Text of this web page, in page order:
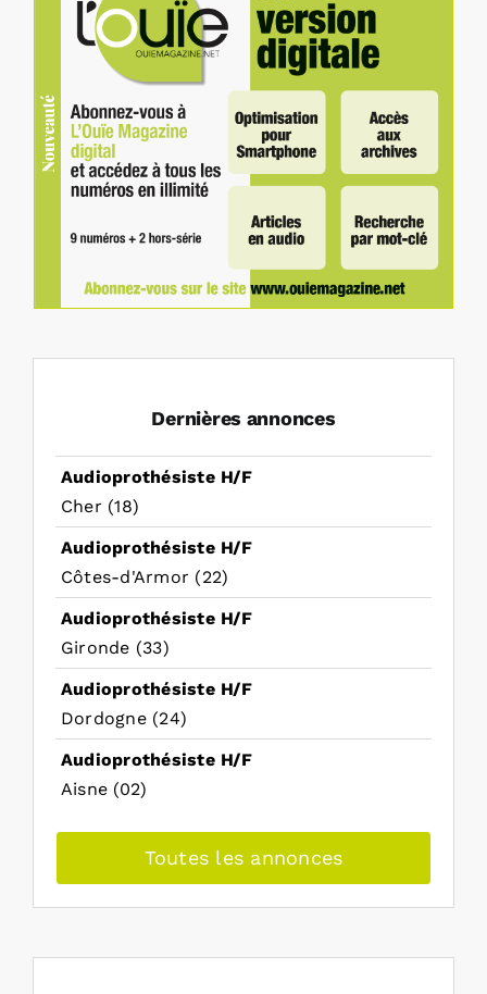
Dernières annonces
Audioprothésiste H/F
Cher (18)
Audioprothésiste H/F
Côtes-d'Armor (22)
Audioprothésiste H/F
Gironde (33)
Audioprothésiste H/F
Dordogne (24)
Audioprothésiste H/F
Aisne (02)
Toutes les annonces